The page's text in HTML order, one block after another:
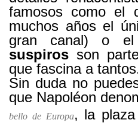
famosos como el
muchos años el
gran canal) o
suspiros son
que fascina a
Sin duda no
que Napoléon
bello de Europa, la